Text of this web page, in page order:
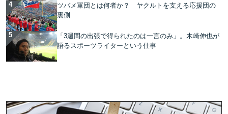
ツバメ軍団とは何者か？ ヤクルトを支える応援団の
裏側
「3週間の出張で得られたのは一言のみ」。木崎伸也が
語るスポーツライターという仕事